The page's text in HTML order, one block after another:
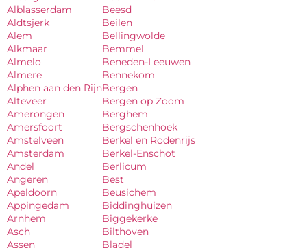
Alblasserdam
Aldtsjerk
Alem
Alkmaar
Almelo
Almere
Alphen aan den Rijn
Alteveer
Amerongen
Amersfoort
Amstelveen
Amsterdam
Andel
Angeren
Apeldoorn
Appingedam
Arnhem
Asch
Assen
Beesd
Beilen
Bellingwolde
Bemmel
Beneden-Leeuwen
Bennekom
Bergen
Bergen op Zoom
Berghem
Bergschenhoek
Berkel en Rodenrijs
Berkel-Enschot
Berlicum
Best
Beusichem
Biddinghuizen
Biggekerke
Bilthoven
Bladel